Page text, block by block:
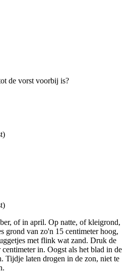
de vorst voorbij is?
of in april. Op natte, of kleigrond,
grond van zo'n 15 centimeter hoog,
met flink wat zand. Druk de
in. Oogst als het blad in de
Tijdje laten drogen in de zon, niet te